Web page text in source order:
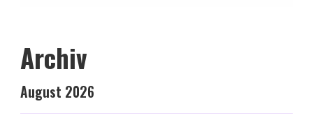
Archiv
August 2026